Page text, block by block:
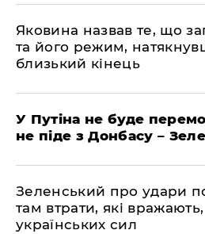
Яковина назвав те, що
та його режим,
близький кінець
У Путіна не буде
не піде з Донбасу –
Зеленський про удари
там втрати, які
українських сил